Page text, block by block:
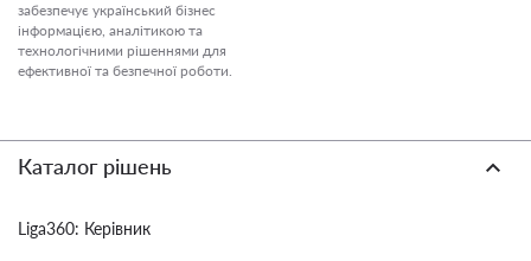
забезпечує український бізнес
інформацією, аналітикою та
технологічними рішеннями для
ефективної та безпечної роботи.
Каталог рішень
Liga360: Керівник